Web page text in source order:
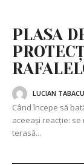
PLASA
LUCIAN TABACU
Când începe să
aceeași reacție: se
terasă...